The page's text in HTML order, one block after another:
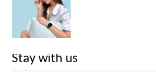
Stay with us